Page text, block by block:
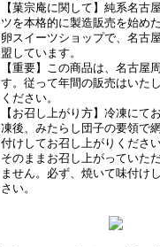
【菓宗庵に関して】純系名古
ツを本格的に製造販売を始め
卵スイーツショップで、名古
盟しています。
【重要】この商品は、名古屋
す。従って年間の販売はいた
ください。
【お召し上がり方】冷凍にて
凍後、みたらし団子の要領で
付けしてお召し上がりくださ
そのままお召し上がっていた
ません。必ず、焼いて味付け
さい。